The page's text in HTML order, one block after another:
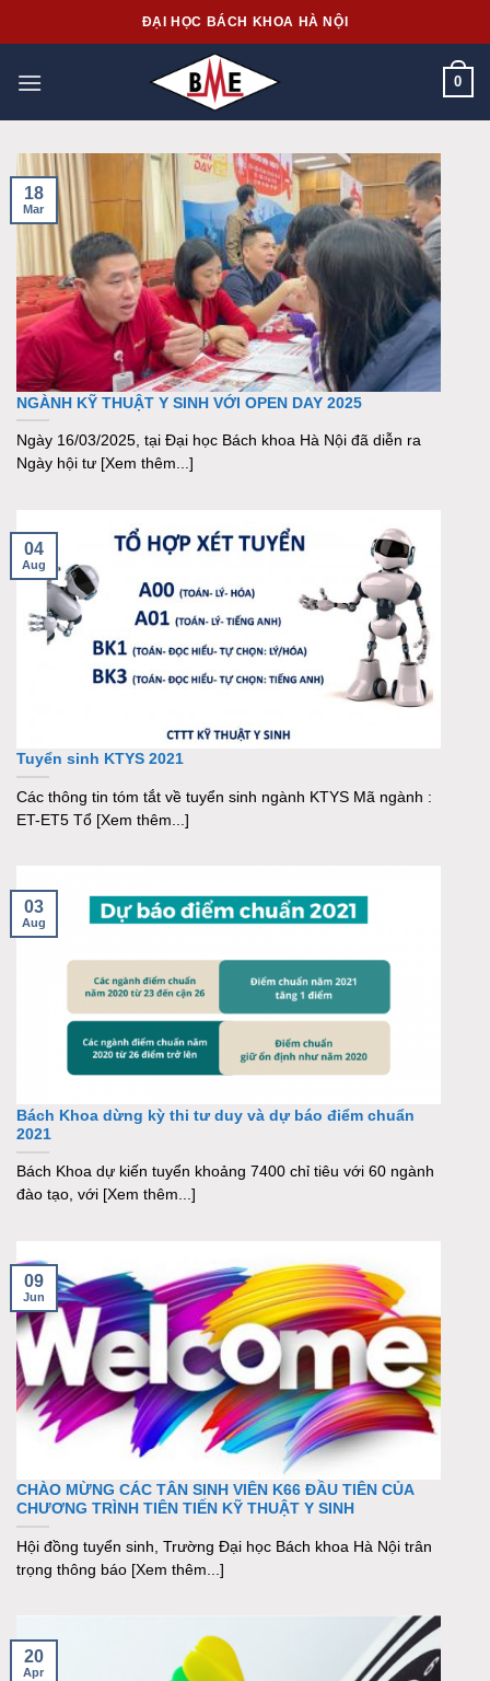
to
ĐẠI HỌC BÁCH KHOA HÀ NỘI
0
NGÀNH KỸ THUẬT Y SINH VỚI OPEN DAY 2025
Ngày 16/03/2025, tại Đại học Bách khoa Hà Nội đã diễn ra
Ngày hội tư [Xem thêm...]
18
Mar
Tuyển sinh KTYS 2021
Các thông tin tóm tắt về tuyển sinh ngành KTYS Mã ngành :
ET-ET5 Tổ [Xem thêm...]
04
Aug
Bách Khoa dừng kỳ thi tư duy và dự báo điểm chuẩn
2021
Bách Khoa dự kiến tuyển khoảng 7400 chỉ tiêu với 60 ngành
đào tạo, với [Xem thêm...]
03
Aug
CHÀO MỪNG CÁC TÂN SINH VIÊN K66 ĐẦU TIÊN CỦA
CHƯƠNG TRÌNH TIÊN TIẾN KỸ THUẬT Y SINH
Hội đồng tuyển sinh, Trường Đại học Bách khoa Hà Nội trân
trọng thông báo [Xem thêm...]
09
Jun
20
Apr